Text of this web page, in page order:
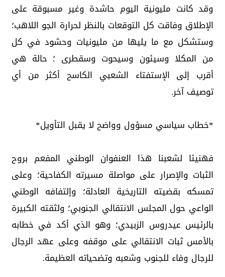
وقد كانت مليونية اليوم حاشدة وغير مسبوقة على
الإطلاق وفاقت كل التوقعات بالنظر لحرارة الجو اللاهب؛
وستشكل مع ما يليها من مليونيات وحشود في كل
من المكلا وسيئون وسيحوت وسقطرى ؛ حالة هي
أقرب إلى الإستفتاء الشعبي الكاسح أكثر من أي
توصيف آخر.
*خطاب سياسي مسؤول وواضح لا يقبل التأويل*
فهنيئا لشعبنا هذا العنفوان الوطني المفعم بروح
الثبات والإصرار على مواصلة مسيرته الكفاحية؛ وعلى
تمسكه بقضيته التاريخية العادلة؛ وإلتفافه الوطني
الواعي حول المجلس الانتقالي الجنوبي؛ ولثقته الكبيرة
بالرئيس عيدروس الزبيدي؛ وهو الذي أكد في خطابه
بالأمس ثبات الانتقالي على موقفه وعلى عهد الرجال
للرجال وفاء للجنوب وشعبه وتضحياته العظيمة.